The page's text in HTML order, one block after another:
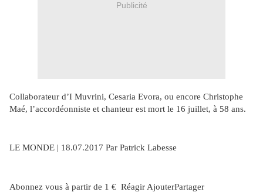
Publicité
Collaborateur d’I Muvrini, Cesaria Evora, ou encore Christophe
Maé, l’accordéonniste et chanteur est mort le 16 juillet, à 58 ans.
LE MONDE | 18.07.2017 Par Patrick Labesse
Abonnez vous à partir de 1 € Réagir AjouterPartager